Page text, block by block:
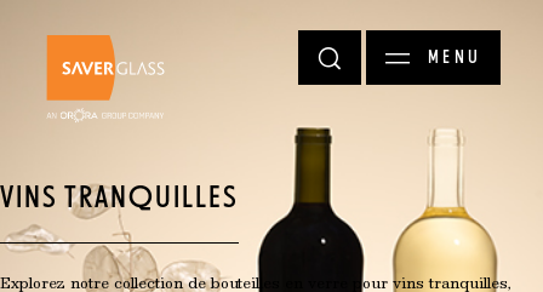
MENU
VINS TRANQUILLES
Explorez notre collection de bouteilles en verre pour vins tranquilles,